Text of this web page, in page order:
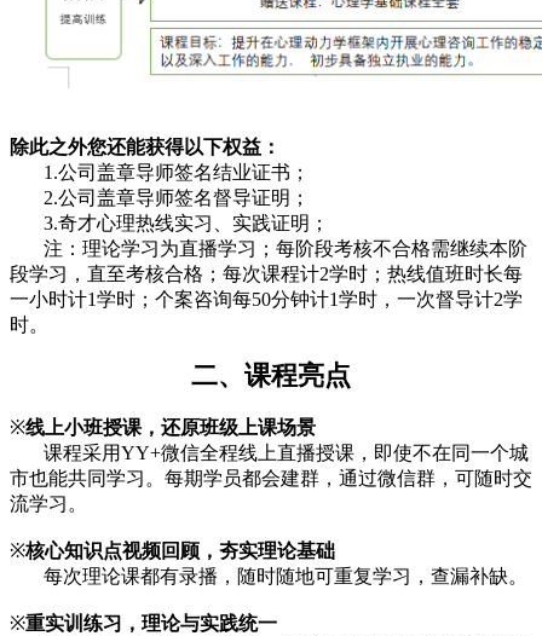
除此之外您还能获得以下权益：
1.公司盖章导师签名结业证书；
2.公司盖章导师签名督导证明；
3.奇才心理热线实习、实践证明；
注：理论学习为直播学习；每阶段考核不合格需继续本阶
段学习，直至考核合格；每次课程计2学时；热线值班时长每
一小时计1学时；个案咨询每50分钟计1学时，一次督导计2学
时。
二、课程亮点
※线上小班授课，还原班级上课场景
课程采用YY+微信全程线上直播授课，即使不在同一个城
市也能共同学习。每期学员都会建群，通过微信群，可随时交
流学习。
※核心知识点视频回顾，夯实理论基础
每次理论课都有录播，随时随地可重复学习，查漏补缺。
※重实训练习，理论与实践统一